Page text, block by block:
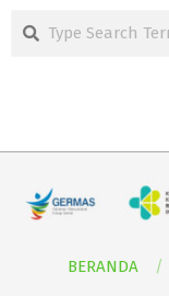
Search
BERANDA